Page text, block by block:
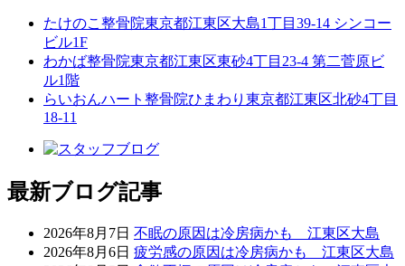
たけのこ整骨院東京都江東区大島1丁目39-14 シンコー
ビル1F
わかば整骨院東京都江東区東砂4丁目23-4 第二菅原ビ
ル1階
らいおんハート整骨院ひまわり 東京都江東区北砂4丁目
18-11
最新ブログ記事
2026年8月7日 不眠の原因は冷房病かも 江東区大島
2026年8月6日 疲労感の原因は冷房病かも 江東区大島